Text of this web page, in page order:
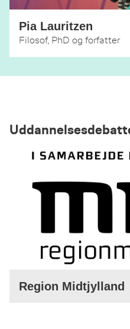
Pia Lauritzen
Filosof, PhD og forfatter
Region Midtjylland